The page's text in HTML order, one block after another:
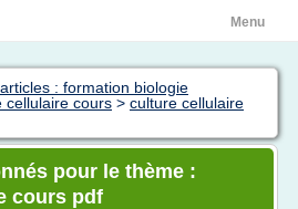
Menu
: formation biologie
cellulaire cours > culture cellulaire
pour le thème :
cours pdf